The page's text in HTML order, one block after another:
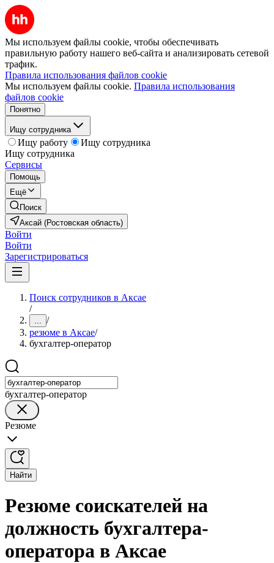
Мы используем файлы cookie, чтобы обеспечивать
правильную работу нашего веб-сайта и анализировать сетевой
трафик.
Правила использования файлов cookie
Мы используем файлы cookie. Правила использования
файлов cookie
Понятно
Ищу сотрудника
Ищу работу
Ищу сотрудника
Ищу сотрудника
Сервисы
Помощь
Ещё
Поиск
Аксай (Ростовская область)
Войти
Войти
Зарегистрироваться
Поиск сотрудников в Аксае
/
... /
резюме в Аксае/
бухгалтер-оператор
бухгалтер-оператор
Резюме
Найти
Резюме соискателей на
должность бухгалтера-
оператора в Аксае